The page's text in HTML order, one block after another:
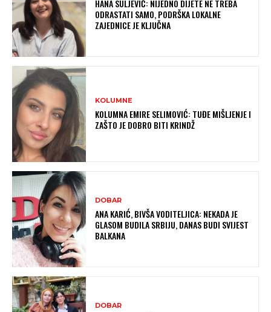
HANA SULJEVIĆ: NIJEDNO DIJETE NE TREBA
ODRASTATI SAMO, PODRŠKA LOKALNE
ZAJEDNICE JE KLJUČNA
KOLUMNE
KOLUMNA EMIRE SELIMOVIĆ: TUĐE MIŠLJENJE I
ZAŠTO JE DOBRO BITI KRINDŽ
DOBAR
ANA KARIĆ, BIVŠA VODITELJICA: NEKADA JE
GLASOM BUDILA SRBIJU, DANAS BUDI SVIJEST
BALKANA
DOBAR